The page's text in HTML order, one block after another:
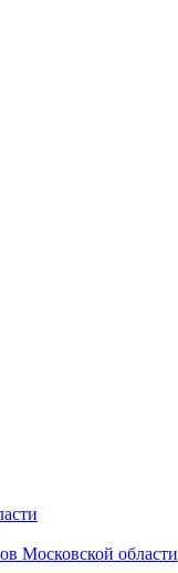
Московской области